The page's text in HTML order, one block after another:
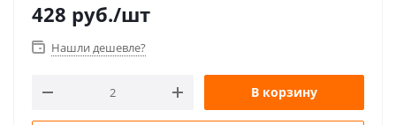
428 руб./шт
Нашли дешевле?
В корзину